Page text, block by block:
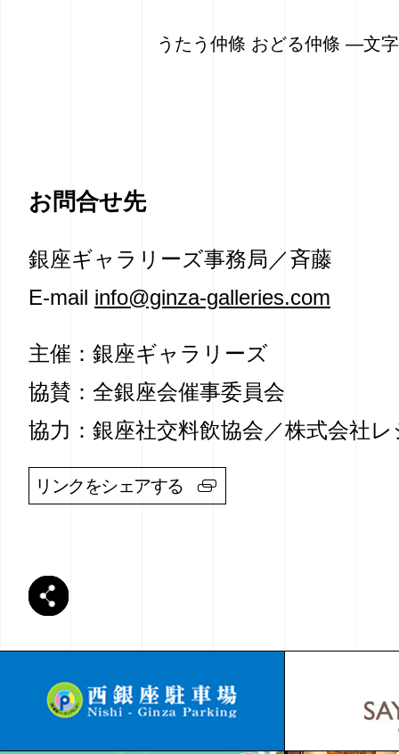
うたう仲條 おどる仲條 ―文
お問合せ先
銀座ギャラリーズ事務局／斉藤
E-mail info@ginza-galleries.com
主催：銀座ギャラリーズ
協賛：全銀座会催事委員会
協力：銀座社交料飲協会／株式会社
リンクをシェアする